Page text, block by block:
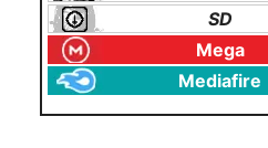
SD
Mega
Mediafire